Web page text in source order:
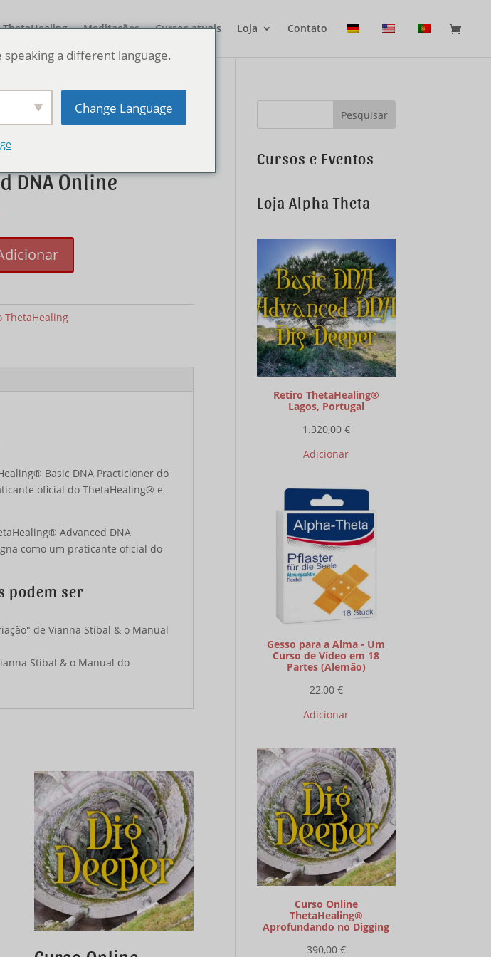
ThetaHealing Meditações Cursos atuais Loja Contato
Curso
Basic &
DNA Online
ThetaHealing
Basic DNA Practicioner do
oficial do ThetaHealing® e
Advanced DNA
como um praticante oficial do
podem ser
de Vianna Stibal & o Manual
Stibal & o Manual do
Cursos e Eventos
Loja Alpha Theta
Retiro ThetaHealing®
Lagos, Portugal
1.320,00 €
Adicionar
Gesso para a Alma - Um
Curso de Vídeo em 18
Partes (Alemão)
22,00 €
Adicionar
Curso Online
ThetaHealing®
Aprofundando no Digging
390,00 €
a different language.
Change Language